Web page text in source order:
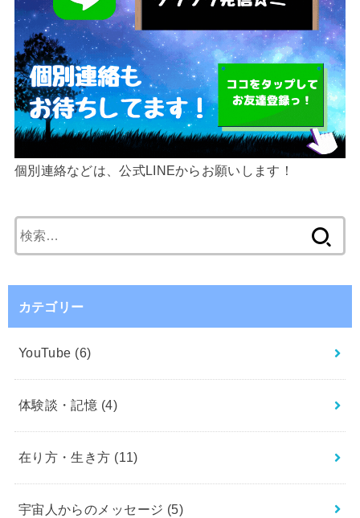
個別連絡などは、公式LINEからお願いします！
索:
カテゴリー
YouTube (6)
体験談・記憶 (4)
在り方・生き方 (11)
宇宙人からのメッセージ (5)